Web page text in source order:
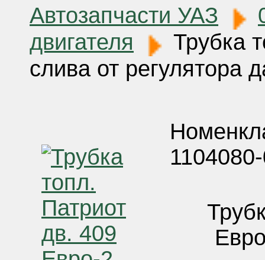
Автозапчасти УАЗ
двигателя
Трубка
слива от регулятора